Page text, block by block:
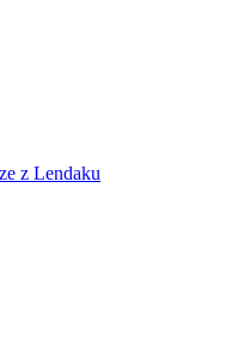
z Lendaku